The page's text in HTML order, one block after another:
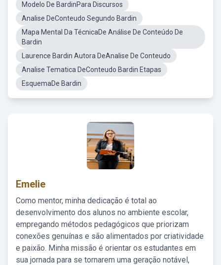
Modelo De BardinPara Discursos
Analise DeConteudo Segundo Bardin
Mapa Mental Da TécnicaDe Análise De Conteúdo De
Bardin
Laurence Bardin Autora DeAnalise De Conteudo
Analise Tematica DeConteudo Bardin Etapas
EsquemaDe Bardin
Emelie
Como mentor, minha dedicação é total ao
desenvolvimento dos alunos no ambiente escolar,
empregando métodos pedagógicos que priorizam
conexões genuínas e são alimentados por criatividade
e paixão. Minha missão é orientar os estudantes em
sua jornada para se tornarem uma geração notável,